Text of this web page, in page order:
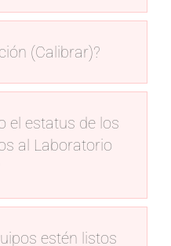
(Calibrar)?
el estatus de los
al Laboratorio
estén listos